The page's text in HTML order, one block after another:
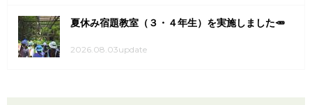
夏休み宿題教室（３・４年生）を実施しました🥕
2026.08.03update